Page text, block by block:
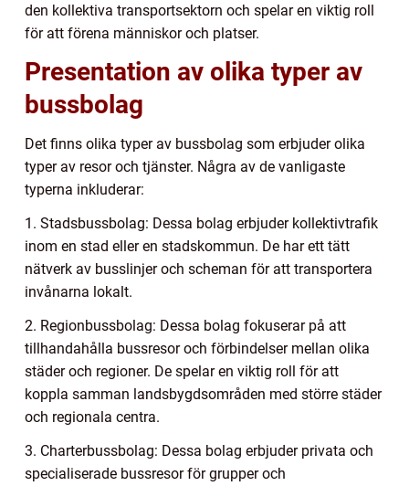
den kollektiva transportsektorn och spelar en viktig roll
för att förena människor och platser.
Presentation av olika typer av
bussbolag
Det finns olika typer av bussbolag som erbjuder olika
typer av resor och tjänster. Några av de vanligaste
typerna inkluderar:
1. Stadsbussbolag: Dessa bolag erbjuder kollektivtrafik
inom en stad eller en stadskommun. De har ett tätt
nätverk av busslinjer och scheman för att transportera
invånarna lokalt.
2. Regionbussbolag: Dessa bolag fokuserar på att
tillhandahålla bussresor och förbindelser mellan olika
städer och regioner. De spelar en viktig roll för att
koppla samman landsbygdsområden med större städer
och regionala centra.
3. Charterbussbolag: Dessa bolag erbjuder privata och
specialiserade bussresor för grupper och